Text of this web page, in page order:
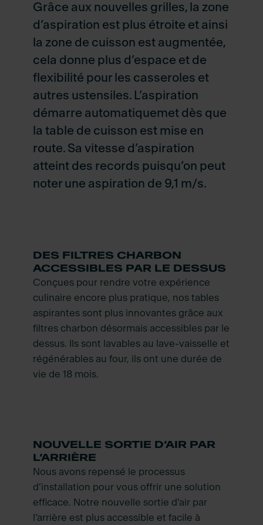
Grâce aux nouvelles grilles, la zone
d’aspiration est plus étroite et ainsi
la zone de cuisson est augmentée,
cela donne plus d’espace et de
flexibilité pour les casseroles et
autres ustensiles. L’aspiration
démarre automatiquemet dès que
la table de cuisson est mise en
route. Sa vitesse d’aspiration
atteint des records puisqu’on peut
noter une aspiration de 9,1 m/s.
DES FILTRES CHARBON
ACCESSIBLES PAR LE DESSUS
Conçues pour rendre votre expérience
culinaire encore plus pratique, nos tables
aspirantes sont plus innovantes grâce aux
filtres charbon désormais accessibles par le
dessus. Ils sont lavables au lave-vaisselle et
régénérables au four, ils ont une durée de
vie de 18 mois.
NOUVELLE SORTIE D’AIR PAR
L’ARRIÈRE
Nous avons repensé le processus
d’installation pour vous offrir une solution
efficace. Notre nouvelle sortie d’air par
l’arrière est plus accessible et facile à